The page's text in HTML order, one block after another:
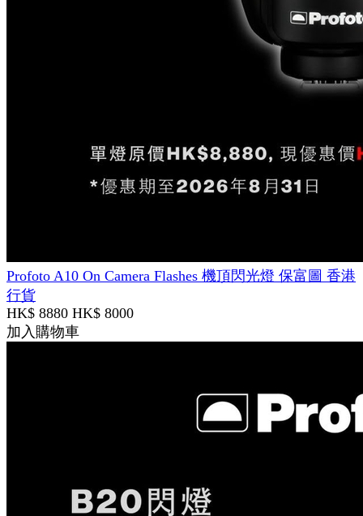
Profoto A10 On Camera Flashes 機頂閃光燈 保富圖 香港
行貨
HK$ 8880 HK$ 8000
加入購物車